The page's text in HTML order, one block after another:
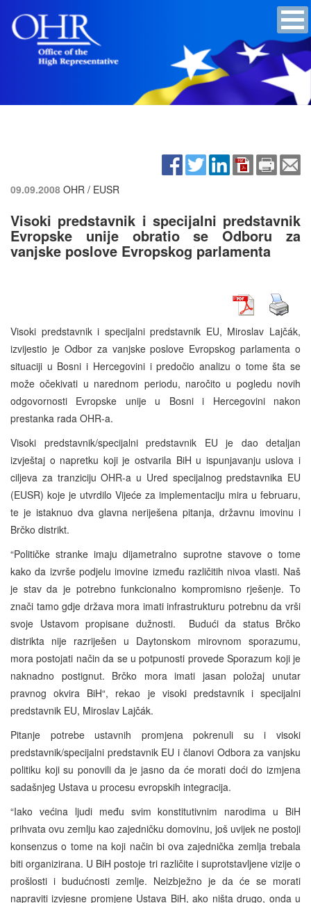
09.09.2008 OHR / EUSR
Visoki predstavnik i specijalni predstavnik
Evropske unije obratio se Odboru za
vanjske poslove Evropskog parlamenta
Visoki predstavnik i specijalni predstavnik EU, Miroslav Lajčák,
izvijestio je Odbor za vanjske poslove Evropskog parlamenta o
situaciji u Bosni i Hercegovini i predočio analizu o tome šta se
može očekivati u narednom periodu, naročito u pogledu novih
odgovornosti Evropske unije u Bosni i Hercegovini nakon
prestanka rada OHR-a.
Visoki predstavnik/specijalni predstavnik EU je dao detaljan
izvještaj o napretku koji je ostvarila BiH u ispunjavanju uslova i
ciljeva za tranziciju OHR-a u Ured specijalnog predstavnika EU
(EUSR) koje je utvrdilo Vijeće za implementaciju mira u februaru,
te je istaknuo dva glavna neriješena pitanja, državnu imovinu i
Brčko distrikt.
“Političke stranke imaju dijametralno suprotne stavove o tome
kako da izvrše podjelu imovine između različitih nivoa vlasti. Naš
je stav da je potrebno funkcionalno kompromisno rješenje. To
znači tamo gdje država mora imati infrastrukturu potrebnu da vrši
svoje Ustavom propisane dužnosti. Budući da status Brčko
distrikta nije razriješen u Daytonskom mirovnom sporazumu,
mora postojati način da se u potpunosti provede Sporazum koji je
naknadno postignut. Brčko mora imati jasan položaj unutar
pravnog okvira BiH“, rekao je visoki predstavnik i specijalni
predstavnik EU, Miroslav Lajčák.
Pitanje potrebe ustavnih promjena pokrenuli su i visoki
predstavnik/specijalni predstavnik EU i članovi Odbora za vanjsku
politiku koji su ponovili da je jasno da će morati doći do izmjena
sadašnjeg Ustava u procesu evropskih integracija.
“Iako većina ljudi među svim konstitutivnim narodima u BiH
prihvata ovu zemlju kao zajedničku domovinu, još uvijek ne postoji
konsenzus o tome na koji način bi ova zajednička zemlja trebala
biti organizirana. U BiH postoje tri različite i suprotstavljene vizije o
prošlosti i budućnosti zemlje. Neizbježno je da će se morati
napraviti izvjesne promjene Ustava BiH, ako ništa drugo, onda u